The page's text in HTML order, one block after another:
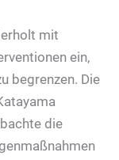
mit
ein,
begrenzen. Die
die